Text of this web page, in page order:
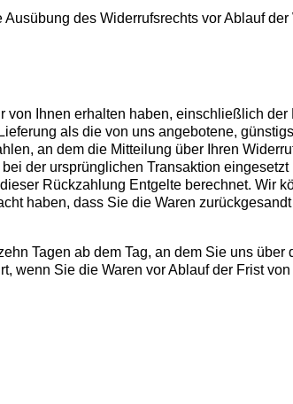
des Widerrufsrechts vor Ablauf
Ihnen erhalten haben, einschließlich der
als die von uns angebotene,
an dem die Mitteilung über Ihren
der ursprünglichen Transaktion
Rückzahlung Entgelte berechnet. Wir
haben, dass Sie die Waren
Tagen ab dem Tag, an dem Sie uns über
wenn Sie die Waren vor Ablauf der Frist